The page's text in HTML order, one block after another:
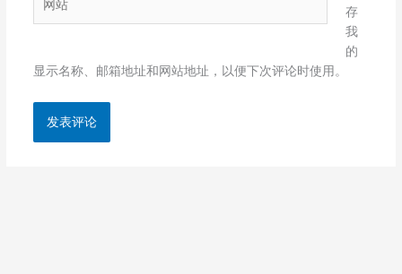
站
存
我
的
显示名称、邮箱地址和网站地址，以便下次评论时使用。